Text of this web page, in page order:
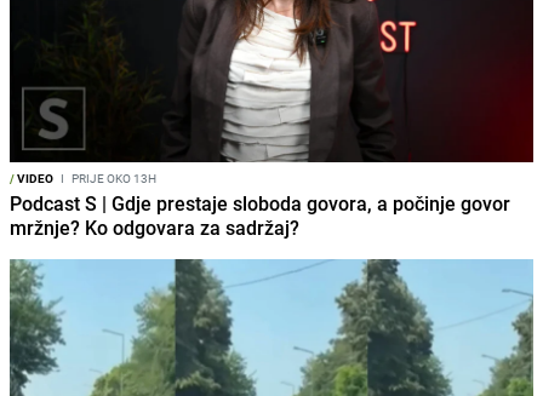
/VIDEO I PRIJE OKO 13H
Podcast S | Gdje prestaje sloboda govora, a počinje govor
mržnje? Ko odgovara za sadržaj?